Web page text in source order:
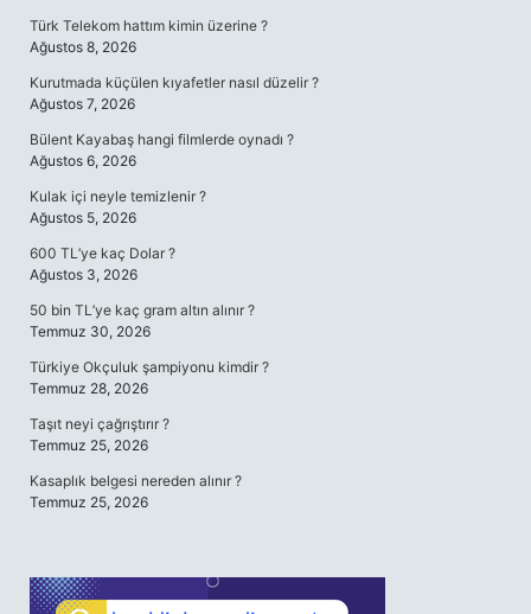
Türk Telekom hattım kimin üzerine ?
Ağustos 8, 2026
Kurutmada küçülen kıyafetler nasıl düzelir ?
Ağustos 7, 2026
Bülent Kayabaş hangi filmlerde oynadı ?
Ağustos 6, 2026
Kulak içi neyle temizlenir ?
Ağustos 5, 2026
600 TL’ye kaç Dolar ?
Ağustos 3, 2026
50 bin TL’ye kaç gram altın alınır ?
Temmuz 30, 2026
Türkiye Okçuluk şampiyonu kimdir ?
Temmuz 28, 2026
Taşıt neyi çağrıştırır ?
Temmuz 25, 2026
Kasaplık belgesi nereden alınır ?
Temmuz 25, 2026